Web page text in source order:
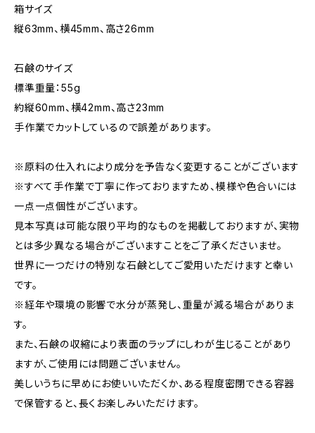
箱サイズ
縦63mm、横45mm、高さ26mm
石鹸のサイズ
標準重量：55g
約縦60mm、横42mm、高さ23mm
手作業でカットしているので誤差があります。
※原料の仕入れにより成分を予告なく変更することがございます
※すべて手作業で丁寧に作っておりますため、模様や色合いには
一点一点個性がございます。
見本写真は可能な限り平均的なものを掲載しておりますが、実物
とは多少異なる場合がございますことをご了承くださいませ。
世界に一つだけの特別な石鹸としてご愛用いただけますと幸い
です。
※経年や環境の影響で水分が蒸発し、重量が減る場合がありま
す。
また、石鹸の収縮により表面のラップにしわが生じることがあり
ますが、ご使用には問題ございません。
美しいうちに早めにお使いいただくか、ある程度密閉できる容器
で保管すると、長くお楽しみいただけます。